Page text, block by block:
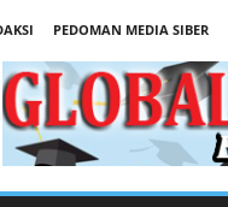
PEDOMAN MEDIA SIBER